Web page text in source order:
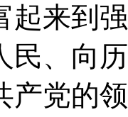
起来到
民、向
产党的